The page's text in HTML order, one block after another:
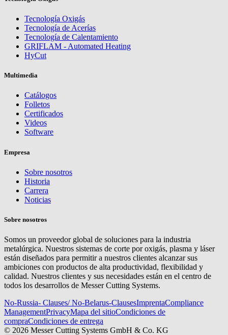
Tecnología Oxigás
Tecnología de Acerías
Tecnología de Calentamiento
GRIFLAM - Automated Heating
HyCut
Multimedia
Catálogos
Folletos
Certificados
Videos
Software
Empresa
Sobre nosotros
Historia
Carrera
Noticias
Sobre nosotros
Somos un proveedor global de soluciones para la industria
metalúrgica. Nuestros sistemas de corte por oxigás, plasma y láser
están diseñados para permitir a nuestros clientes alcanzar sus
ambiciones con productos de alta productividad, flexibilidad y
calidad. Nuestros clientes y sus necesidades están en el centro de
todos los desarrollos de Messer Cutting Systems.
No-Russia- Clauses/ No-Belarus-ClausesImprentaCompliance
ManagementPrivacyMapa del sitioCondiciones de
compraCondiciones de entrega
© 2026 Messer Cutting Systems GmbH & Co. KG